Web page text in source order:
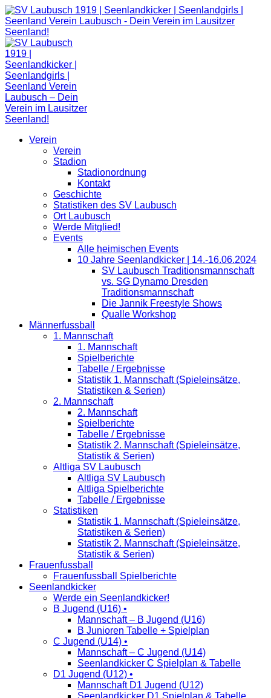
Zum
Inhalt
springen
Verein
Verein
Stadion
Stadionordnung
Kontakt
Geschichte
Statistiken des SV Laubusch
Ort Laubusch
Werde Mitglied!
Events
Alle heimischen Events
10 Jahre Seenlandkicker | 14.-16.06.2024
SV Laubusch Traditionsmannschaft
vs. SG Dynamo Dresden
Traditionsmannschaft
Die Jannik Freestyle Shows
Qualle Workshop
Männerfussball
1. Mannschaft
1. Mannschaft
Spielberichte
Tabelle / Ergebnisse
Statistik 1. Mannschaft (Spieleinsätze,
Statistiken & Serien)
2. Mannschaft
2. Mannschaft
Spielberichte
Tabelle / Ergebnisse
Statistik 2. Mannschaft (Spieleinsätze,
Statistik & Serien)
Altliga SV Laubusch
Altliga SV Laubusch
Altliga Spielberichte
Tabelle / Ergebnisse
Statistiken
Statistik 1. Mannschaft (Spieleinsätze,
Statistiken & Serien)
Statistik 2. Mannschaft (Spieleinsätze,
Statistik & Serien)
Frauenfussball
Frauenfussball Spielberichte
Seenlandkicker
Werde ein Seenlandkicker!
B Jugend (U16) •
Mannschaft – B Jugend (U16)
B Junioren Tabelle + Spielplan
C Jugend (U14) •
Mannschaft – C Jugend (U14)
Seenlandkicker C Spielplan & Tabelle
D1 Jugend (U12) •
Mannschaft D1 Jugend (U12)
Seenlandkicker D1 Spielplan & Tabelle